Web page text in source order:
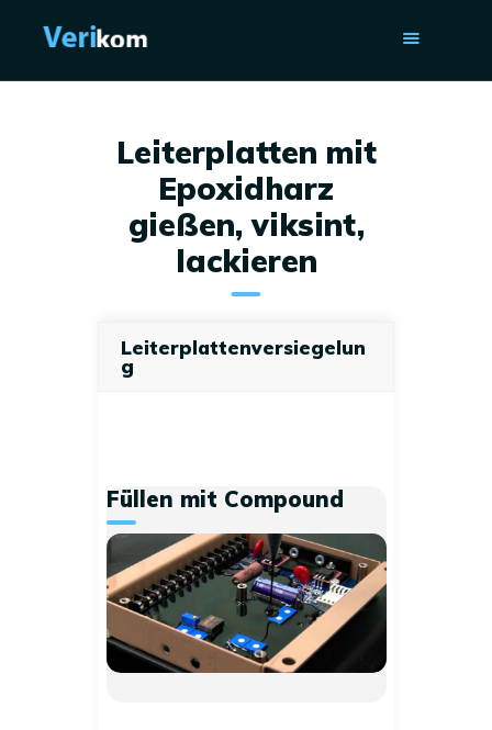
DIENSTLEISTUNGEN
ÜBER UNS
ISO 9001
KONTAKTE
Leiterplatten mit
Epoxidharz
gießen, viksint,
lackieren
Leiterplattenversiegelun
g
Füllen mit Compound